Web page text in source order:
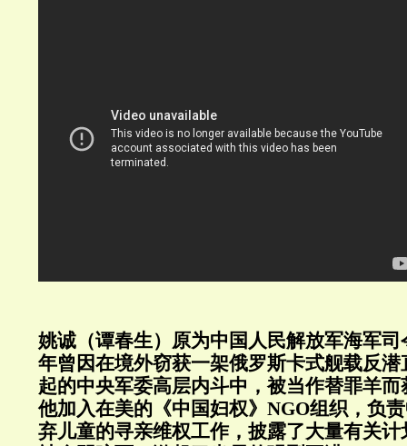
姚诚（谭春生）原为中国人民解放军海军司
年曾因在境外窃获一架俄罗斯卡式舰载反
起的中央军委高层内斗中，被当作替罪羊
他加入在美的《中国妇权》NGO组织，负
弃儿童的寻亲维权工作，披露了大量有关